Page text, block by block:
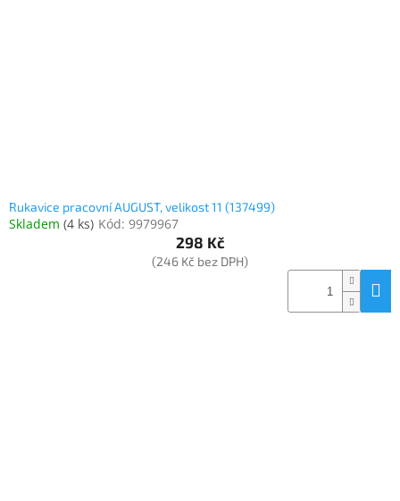
Rukavice pracovní AUGUST, velikost 11 (137499)
Skladem (4 ks) Kód: 9979967
298 Kč
(246 Kč bez DPH)